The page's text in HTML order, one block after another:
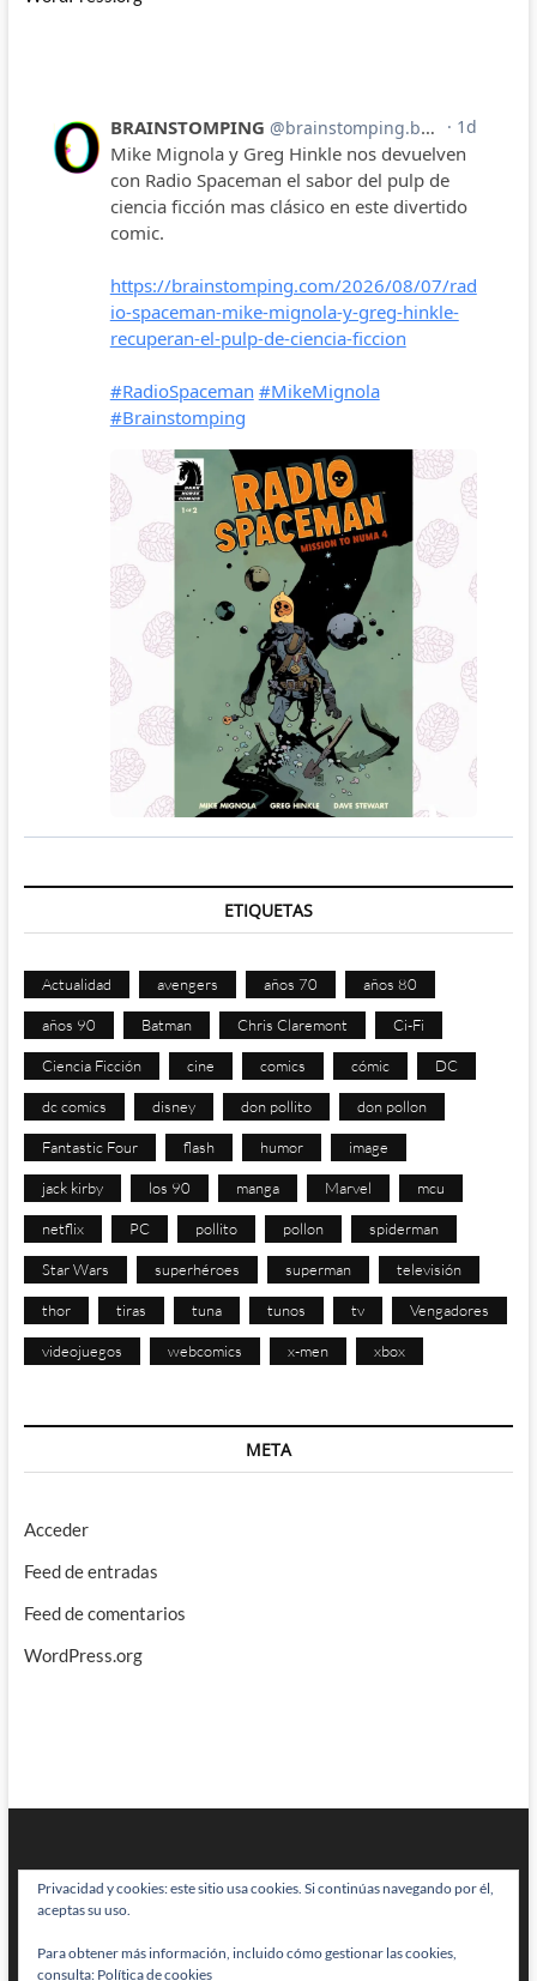
ETIQUETAS
Actualidad avengers años 70 años 80
años 90 Batman Chris Claremont Ci-Fi
Ciencia Ficción cine comics cómic DC
dc comics disney don pollito don pollon
Fantastic Four flash humor image
jack kirby los 90 manga Marvel mcu
netflix PC pollito pollon spiderman
Star Wars superhéroes superman televisión
thor tiras tuna tunos tv Vengadores
videojuegos webcomics x-men xbox
META
Acceder
Feed de entradas
Feed de comentarios
WordPress.org
BRAINSTOMPING| Diseñado por:Theme Freesia|WordPress| © Todos
Privacidad y cookies: este sitio usa cookies. Si continúas navegando por él,
aceptas su uso.
Para obtener más información, incluido cómo gestionar las cookies,
consulta: Política de cookies